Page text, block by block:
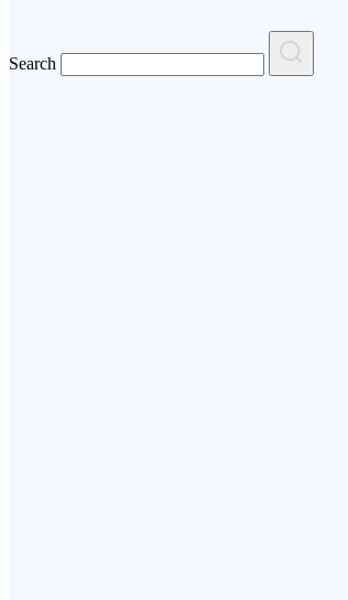
Search